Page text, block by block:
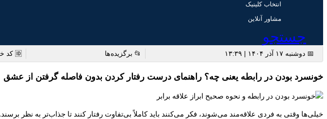
انتخاب کلینیک
مشاور آنلاین
جستجو
📅 دوشنبه ۱۷ آذر ۱۴۰۴ | ۱۳:۳۹ 📂 برگزیده ها 🆔 کد خبر: 7194
خونسرد بودن در رابطه یعنی چه؟ راهنمای درست رفتار کردن بدون فاصله گرفتن از عشق
خیلی‌ها وقتی به فردی علاقه‌مند می‌شوند، فکر می‌کنند باید کاملاً بی‌تفاوت رفتار کنند تا جذاب‌تر به نظر